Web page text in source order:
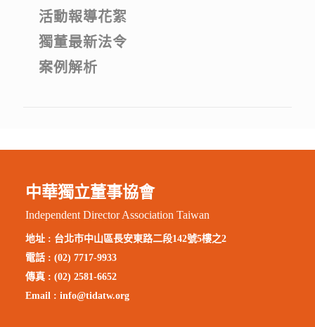
活動報導花絮
獨董最新法令
案例解析
中華獨立董事協會
Independent Director Association Taiwan
地址 : 台北市中山區長安東路二段142號5樓之2
電話 : (02) 7717-9933
傳真 : (02) 2581-6652
Email :info@tidatw.org